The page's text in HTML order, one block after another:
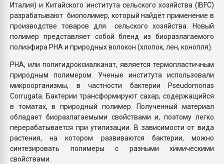
ПЕРЕЙТИ НА
Италия) и Китайского института сельского хозяйства (IBFC)
разрабатывают биополимер, который найдёт применение в
производстве товаров для сельского хозяйства. Новый
полимер представляет собой бленд из биоразлагаемого
полиэфира PHA и природных волокон (хлопок, лен, конопля).
PHA, или полигидроксиалканат, является термопластичным
природным полимером. Ученые института использовали
микроорганизмы, в частности бактерии Pseudomonas
Сorrugata. Бактерии трансформируют сахар, содержащийся
в томатах, в природный полимер. Полученный материал
обладает биоразлагаемыми свойствами и, поэтому легко
перерабатывается при утилизации. В зависимости от вида
растения, на котором развиваются бактерии, можно
синтезировать полимеры с разными химическими
свойствами.